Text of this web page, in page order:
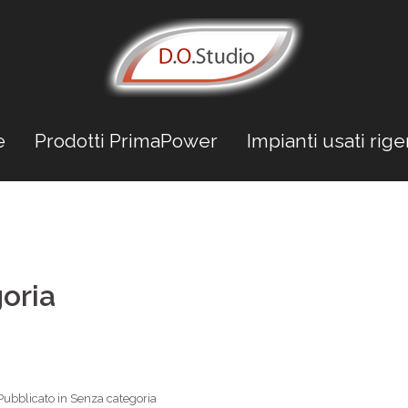
Prodotti PrimaPower Impianti usati
in Senza categoria